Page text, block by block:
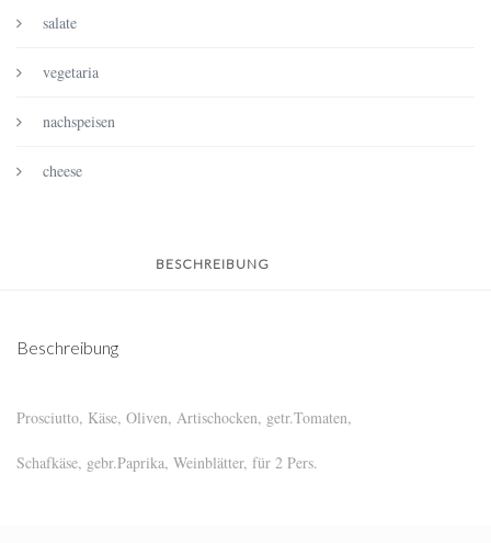
salate
vegetaria
nachspeisen
cheese
BESCHREIBUNG
Beschreibung
Prosciutto, Käse, Oliven, Artischocken, getr.Tomaten,
Schafkäse, gebr.Paprika, Weinblätter, für 2 Pers.